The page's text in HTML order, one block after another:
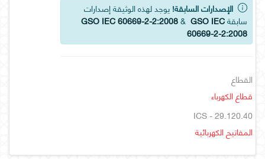
الإصدارات السابقة! يوجد لهذه الوثيقة إصدارات
سابقة
GSO IEC 60669-2-2:2008& GSO IEC
60669-2-2:2008
القطاع
قطاع الكهرباء
ICS - 29.120.40
المفاتيح الكهربائية